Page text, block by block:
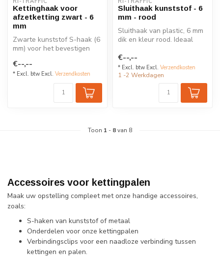
Kettinghaak voor
afzetketting zwart - 6
mm
Zwarte kunststof S-haak (6
mm) voor het bevestigen
kettin...
€--,--
* Excl. btw Excl. Verzendkosten
Sluithaak kunststof - 6
mm - rood
Sluithaak van plastic, 6 mm
dik en kleur rood. Ideaal
afze...
€--,--
* Excl. btw Excl. Verzendkosten
1 -2 Werkdagen
Toon 1 - 8van 8
Accessoires voor kettingpalen
Maak uw opstelling compleet met onze handige accessoires,
zoals:
S-haken van kunststof of metaal
Onderdelen voor onze kettingpalen
Verbindingsclips voor een naadloze verbinding tussen
kettingen en palen.